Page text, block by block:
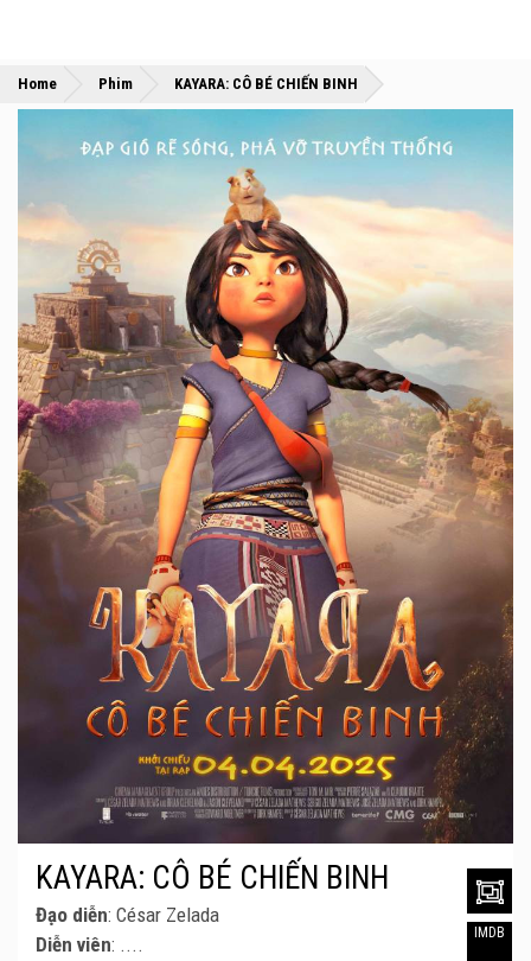
Home »
Phim »
KAYARA: CÔ BÉ CHIẾN BINH
KAYARA: CÔ BÉ CHIẾN BINH
Đạo diễn: César Zelada
Diễn viên: ....
IMDB